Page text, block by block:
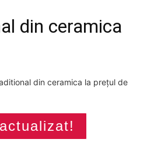
din ceramica
din ceramica la prețul de